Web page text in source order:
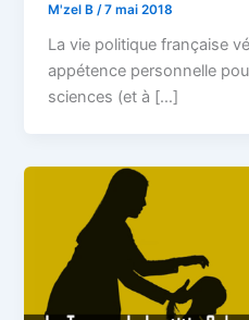
M'zel B /7 mai 2018
La vie politique française
appétence personnelle
sciences (et à […]